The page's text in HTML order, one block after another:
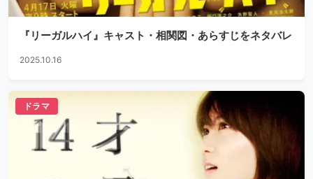
『リーガルハイ』キャスト・相関図・あらすじをネタバレ
2025.10.16
ドラマ